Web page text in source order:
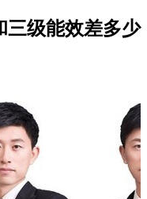
三级能效差多少